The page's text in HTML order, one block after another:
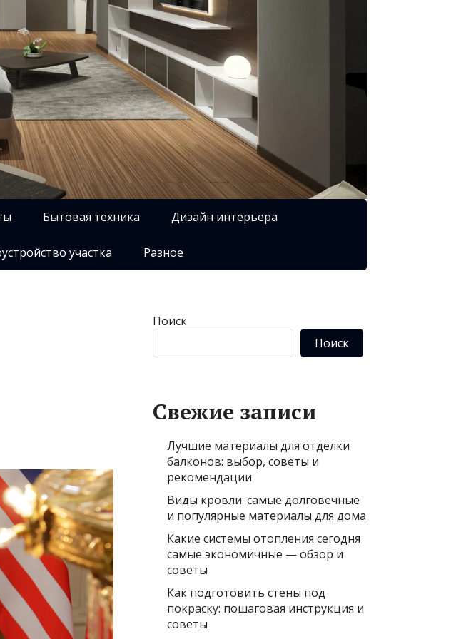
Бытовая техника Дизайн интерьера
участка Разное
Поиск
Поиск
Свежие записи
Лучшие материалы для отделки
балконов: выбор, советы и
рекомендации
Виды кровли: самые долговечные
и популярные материалы для дома
Какие системы отопления сегодня
самые экономичные — обзор и
советы
Как подготовить стены под
покраску: пошаговая инструкция и
советы